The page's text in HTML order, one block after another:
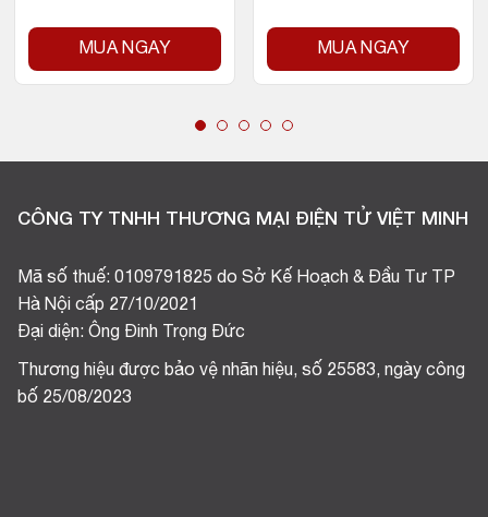
MUA NGAY MUA NGAY
CÔNG TY TNHH THƯƠNG MẠI ĐIỆN TỬ VIỆT MINH
Mã số thuế: 0109791825 do Sở Kế Hoạch & Đầu Tư TP
Hà Nội cấp 27/10/2021
Đại diện: Ông Đinh Trọng Đức
Thương hiệu được bảo vệ nhãn hiệu, số 25583, ngày công
bố 25/08/2023